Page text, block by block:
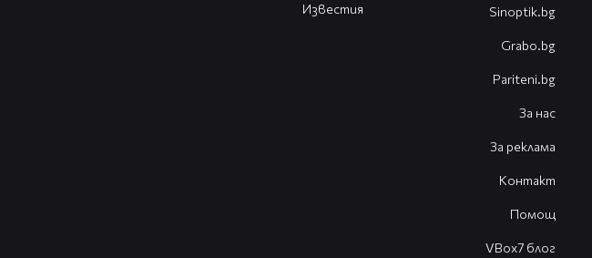
Известия Sinoptik.bg
Grabo.bg
Pariteni.bg
За нас
За реклама
Контакт
Помощ
VBox7 блог